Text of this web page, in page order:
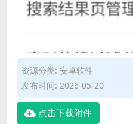
资源分类: 安卓软件
发布时间: 2026-05-20
点击下载附件